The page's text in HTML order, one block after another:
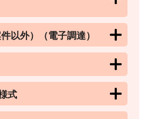
以外）（電子調達）
式